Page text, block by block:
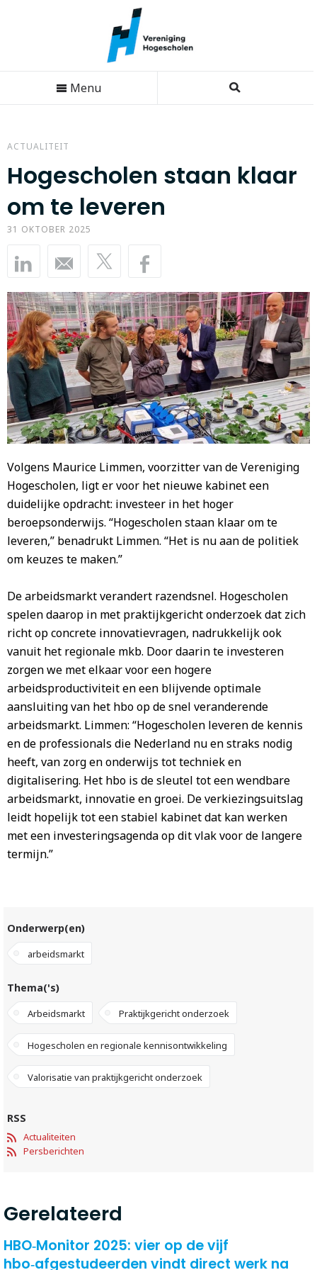
Menu
ACTUALITEIT
Hogescholen staan klaar
om te leveren
31 OKTOBER 2025
Volgens Maurice Limmen, voorzitter van de Vereniging
Hogescholen, ligt er voor het nieuwe kabinet een
duidelijke opdracht: investeer in het hoger
beroepsonderwijs. “Hogescholen staan klaar om te
leveren,” benadrukt Limmen. “Het is nu aan de politiek
om keuzes te maken.”
De arbeidsmarkt verandert razendsnel. Hogescholen
spelen daarop in met praktijkgericht onderzoek dat zich
richt op concrete innovatievragen, nadrukkelijk ook
vanuit het regionale mkb. Door daarin te investeren
zorgen we met elkaar voor een hogere
arbeidsproductiviteit en een blijvende optimale
aansluiting van het hbo op de snel veranderende
arbeidsmarkt. Limmen: “Hogescholen leveren de kennis
en de professionals die Nederland nu en straks nodig
heeft, van zorg en onderwijs tot techniek en
digitalisering. Het hbo is de sleutel tot een wendbare
arbeidsmarkt, innovatie en groei. De verkiezingsuitslag
leidt hopelijk tot een stabiel kabinet dat kan werken
met een investeringsagenda op dit vlak voor de langere
termijn.”
Onderwerp(en)
arbeidsmarkt
Thema('s)
Arbeidsmarkt Praktijkgericht onderzoek
Hogescholen en regionale kennisontwikkeling
Valorisatie van praktijkgericht onderzoek
RSS
Actualiteiten
Persberichten
Gerelateerd
HBO‑Monitor 2025: vier op de vijf
hbo‑afgestudeerden vindt direct werk na